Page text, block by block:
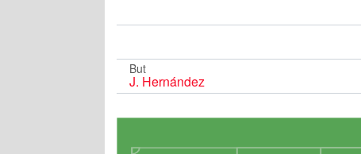
But
J. Hernández